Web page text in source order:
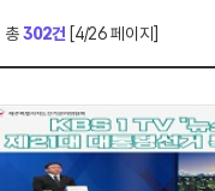
총302건 [4/26 페이지]